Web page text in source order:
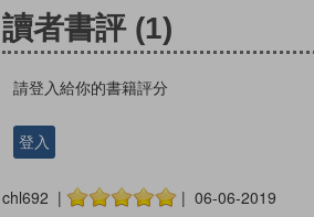
讀者書評 (1)
請登入給你的書籍評分
登入
chl692 | | 06-06-2019